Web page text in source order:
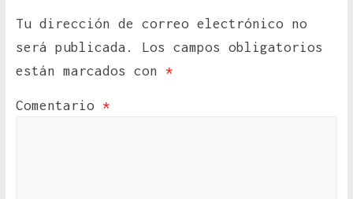
Tu dirección de correo electrónico no
será publicada.
Los campos obligatorios
están marcados con *
Comentario *